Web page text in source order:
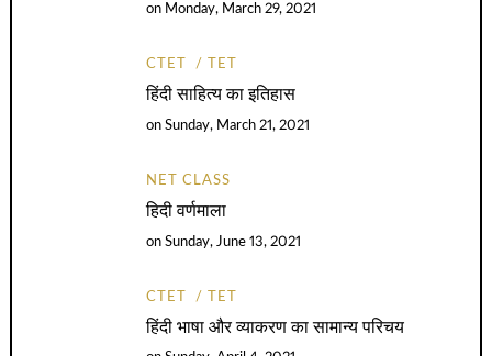
on Monday, March 29, 2021
CTET TET
हिंदी साहित्य का इतिहास
onSunday, March 21, 2021
NET CLASS
हिदी वर्णमाला
onSunday, June 13, 2021
CTET TET
हिंदी भाषा और व्याकरण का सामान्य परिचय